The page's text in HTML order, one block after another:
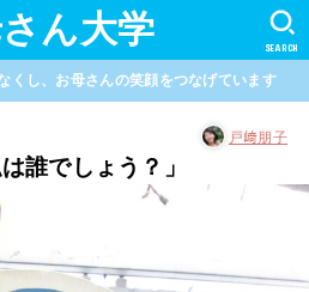
ん大学 SEARCH
くし、お母さんの笑顔をつなげています
戸﨑朋子
誰でしょう？」